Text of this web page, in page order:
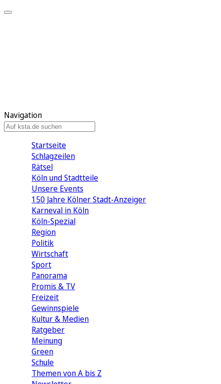
Navigation
Startseite
Schlagzeilen
Rätsel
Köln und Stadtteile
Unsere Events
150 Jahre Kölner Stadt-Anzeiger
Karneval in Köln
Köln-Spezial
Region
Politik
Wirtschaft
Sport
Panorama
Promis & TV
Freizeit
Gewinnspiele
Kultur & Medien
Ratgeber
Meinung
Green
Schule
Themen von A bis Z